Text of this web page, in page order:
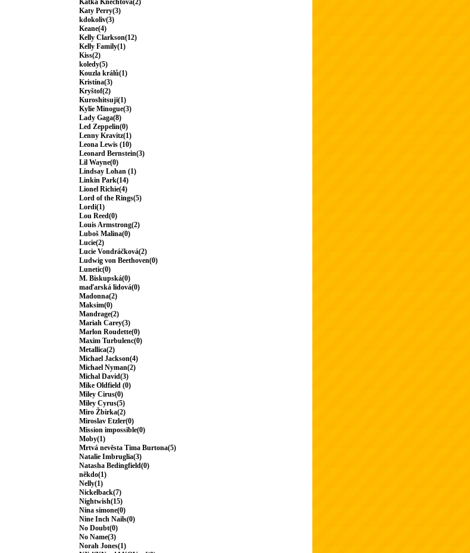
Katka Knechtová(2)
Katy Perry(3)
kdokoliv(3)
Keane(4)
Kelly Clarkson(12)
Kelly Family(1)
Kiss(2)
koledy(5)
Kouzla králů(1)
Kristína(3)
Kryštof(2)
Kuroshitsuji(1)
Kylie Minogue(3)
Lady Gaga(8)
Led Zeppelin(0)
Lenny Kravitz(1)
Leona Lewis (10)
Leonard Bernstein(3)
Lil Wayne(0)
Lindsay Lohan (1)
Linkin Park(14)
Lionel Richie(4)
Lord of the Rings(5)
Lordi(1)
Lou Reed(0)
Louis Armstrong(2)
Luboš Malina(0)
Lucie(2)
Lucie Vondráčková(2)
Ludwig von Beethoven(0)
Lunetic(0)
M. Biskupská(0)
maďarská lidová(0)
Madonna(2)
Maksim(0)
Mandrage(2)
Mariah Carey(3)
Marlon Roudette(0)
Maxim Turbulenc(0)
Metallica(2)
Michael Jackson(4)
Michael Nyman(2)
Michal David(3)
Mike Oldfield (0)
Miley Cirus(0)
Miley Cyrus(5)
Miro Žbirka(2)
Miroslav Etzler(0)
Mission impossible(0)
Moby(1)
Mrtvá nevěsta Tima Burtona(5)
Natalie Imbruglia(3)
Natasha Bedingfield(0)
někdo(1)
Nelly(1)
Nickelback(7)
Nightwish(15)
Nina simone(0)
Nine Inch Nails(0)
No Doubt(0)
No Name(3)
Norah Jones(1)